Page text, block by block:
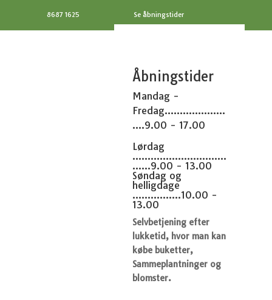
8687 1625 Se åbningstider
Åbningstider
Mandag -
Fredag....................
....9.00 - 17.00
Lørdag
...............................
......9.00 - 13.00
Søndag og
helligdage
................10.00 -
13.00
Selvbetjening efter
lukketid, hvor man kan
købe buketter,
Sammeplantninger og
blomster.